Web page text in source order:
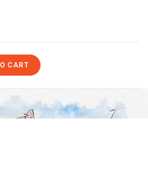
CART